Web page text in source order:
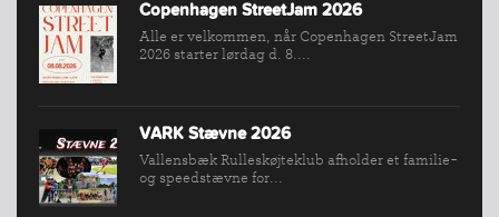
INDMELDELSE
BREDDEPULJE
KLUB
SPORTSGRENE
Copenhagen StreetJam 2026
Alle er velkommen, når Copenhagen StreetJam
2026 starter lørdag d. 8....
VARK Stævne 2026
Vallensbæk Rulleskøjteklub afholder et familie-
og speedstævne for...